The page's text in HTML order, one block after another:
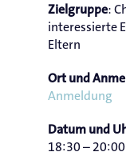
Zielgruppe:
interessierte
Eltern
Ort und
Anmeldung
Datum und
18:30 –